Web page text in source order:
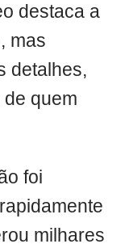
destaca a
mas
detalhes,
quem
foi
milhares